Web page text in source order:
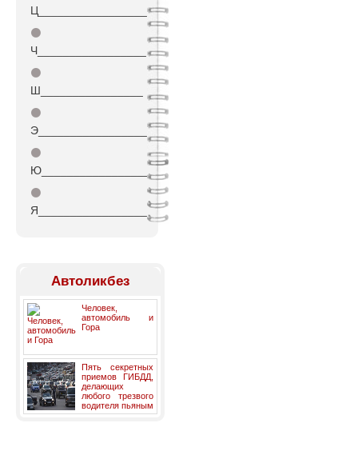
Ц_________________
⚫
Ч_________________
⚫
Ш________________
⚫
Э_________________
⚫
Ю_________________
⚫
Я_________________
Автоликбез
Человек,
автомобиль и
Гора
Пять секретных
приемов ГИБДД,
делающих
любого трезвого
водителя пьяным